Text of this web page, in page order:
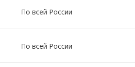
По всей России
По всей России